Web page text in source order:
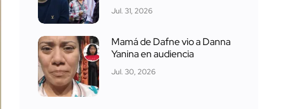
Jul. 31, 2026
Mamá de Dafne vio a Danna
Yanina en audiencia
Jul. 30, 2026